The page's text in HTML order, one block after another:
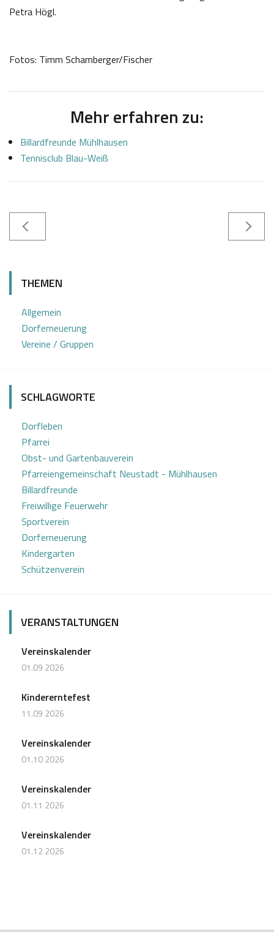
Petra Högl.
Fotos: Timm Schamberger/Fischer
Mehr erfahren zu:
Billardfreunde Mühlhausen
Tennisclub Blau-Weiß
7
3
a
t
THEMEN
Allgemein
Dorferneuerung
Vereine / Gruppen
SCHLAGWORTE
Dorfleben
Pfarrei
Obst- und Gartenbauverein
Pfarreiengemeinschaft Neustadt - Mühlhausen
Billardfreunde
Freiwillige Feuerwehr
Sportverein
Dorferneuerung
Kindergarten
Schützenverein
VERANSTALTUNGEN
Vereinskalender
01.09 2026
Kindererntefest
11.09 2026
Vereinskalender
01.10 2026
Vereinskalender
01.11 2026
Vereinskalender
01.12 2026